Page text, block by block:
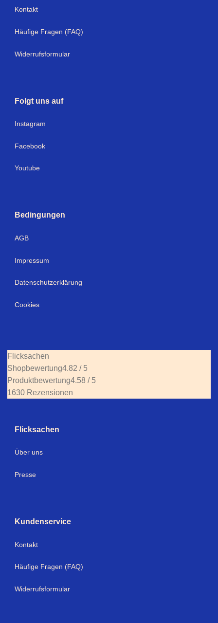
Kontakt
Häufige Fragen (FAQ)
Widerrufsformular
Folgt uns auf
Instagram
Facebook
Youtube
Bedingungen
AGB
Impressum
Datenschutzerklärung
Cookies
Flicksachen
Shopbewertung4.82 / 5
Produktbewertung4.58 / 5
1630 Rezensionen
Flicksachen
Über uns
Presse
Kundenservice
Kontakt
Häufige Fragen (FAQ)
Widerrufsformular